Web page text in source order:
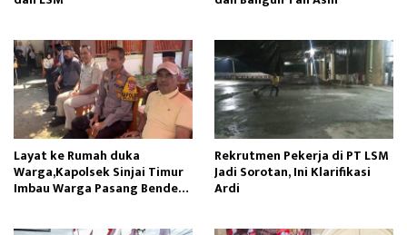
Layat ke Rumah duka
Warga,Kapolsek Sinjai Timur
Imbau Warga Pasang Bendera
Rekrutmen Pekerja di PT LSM
Jadi Sorotan, Ini Klarifikasi
Ardi